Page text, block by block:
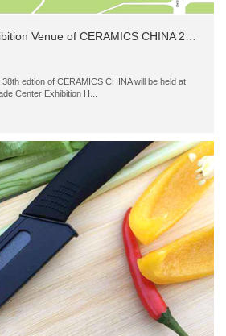
edtion of CERAMICS CHINA will be held at
Center Exhibition H...